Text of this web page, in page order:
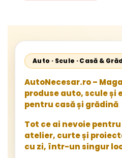
Auto · Scule · Casă &
AutoNecesar.ro –
produse auto, scule și
pentru casă și grădină
Tot ce ai nevoie
atelier, curte și
cu zi, într-un singur